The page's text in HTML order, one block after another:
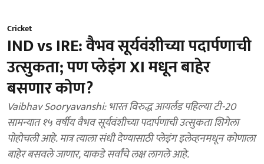
Cricket
IND vs IRE: वैभव सूर्यवंशीच्या पदार्पणाची
उत्सुकता; पण प्लेइंग XI मधून बाहेर
बसणार कोण?
Vaibhav Sooryavanshi: भारत विरुद्ध आयर्लंड पहिल्या टी-20
सामन्यात १५ वर्षीय वैभव सूर्यवंशीच्या पदार्पणाची उत्सुकता शिगेला
पोहोचली आहे. मात्र त्याला संधी देण्यासाठी प्लेइंग इलेव्हनमधून कोणाला
बाहेर बसवले जाणार, याकडे सर्वांचे लक्ष लागले आहे.